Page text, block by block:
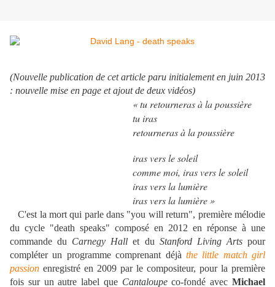
(Nouvelle publication de cet article paru initialement en juin 2013
: nouvelle mise en page et ajout de deux vidéos)
« tu retourneras à la poussière
tu iras
retourneras à la poussière
iras vers le soleil
comme moi, iras vers le soleil
iras vers la lumière
iras vers la lumière »
C'est la mort qui parle dans "you will return", première mélodie
du cycle "death speaks" composé en 2012 en réponse à une
commande du Carnegy Hall et du Stanford Living Artspour
compléter un programme comprenant déjà the little match girl
passion enregistré en 2009 par le compositeur, pour la première
fois sur un autre label que Cantaloupeco-fondé avecMichael